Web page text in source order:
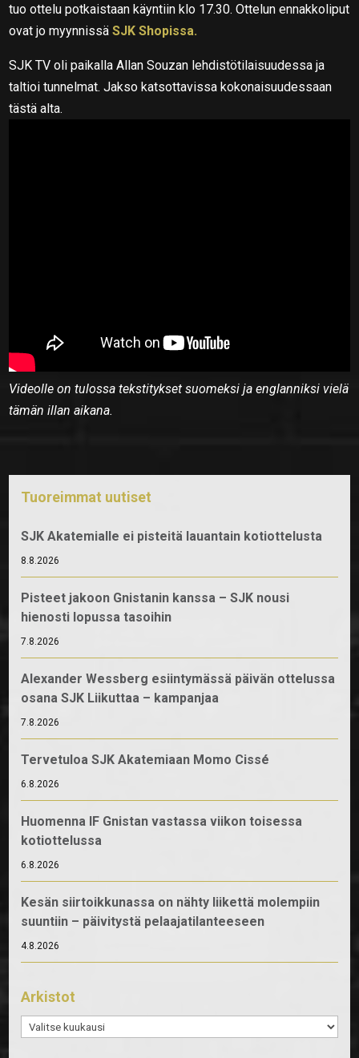
tuo ottelu potkaistaan käyntiin klo 17.30. Ottelun ennakkoliput
ovat jo myynnissäSJK Shopissa.
SJK TV oli paikalla Allan Souzan lehdistötilaisuudessa ja
taltioi tunnelmat. Jakso katsottavissa kokonaisuudessaan
tästä alta.
Videolle on tulossa tekstitykset suomeksi ja englanniksi vielä
tämän illan aikana.
Tuoreimmat uutiset
SJK Akatemialle ei pisteitä lauantain kotiottelusta
8.8.2026
Pisteet jakoon Gnistanin kanssa – SJK nousi
hienosti lopussa tasoihin
7.8.2026
Alexander Wessberg esiintymässä päivän ottelussa
osana SJK Liikuttaa – kampanjaa
7.8.2026
Tervetuloa SJK Akatemiaan Momo Cissé
6.8.2026
Huomenna IF Gnistan vastassa viikon toisessa
kotiottelussa
6.8.2026
Kesän siirtoikkunassa on nähty liikettä molempiin
suuntiin – päivitystä pelaajatilanteeseen
4.8.2026
Arkistot
Arkistot